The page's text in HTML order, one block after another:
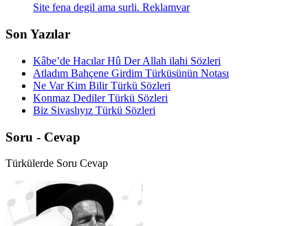
Site fena degil ama surli. Reklamvar
Son Yazılar
Kâbe’de Hacılar Hû Der Allah ilahi Sözleri
Atladım Bahçene Girdim Türküsünün Notası
Ne Var Kim Bilir Türkü Sözleri
Konmaz Dediler Türkü Sözleri
Biz Sivaslıyız Türkü Sözleri
Soru - Cevap
Türkülerde Soru Cevap